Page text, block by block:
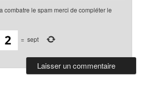
combatre le spam merci de compléter le
= sept